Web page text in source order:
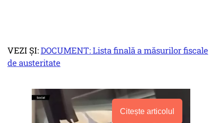
VEZI ȘI:DOCUMENT: Lista finală a măsurilor fiscale
de austeritate
Citește articolul